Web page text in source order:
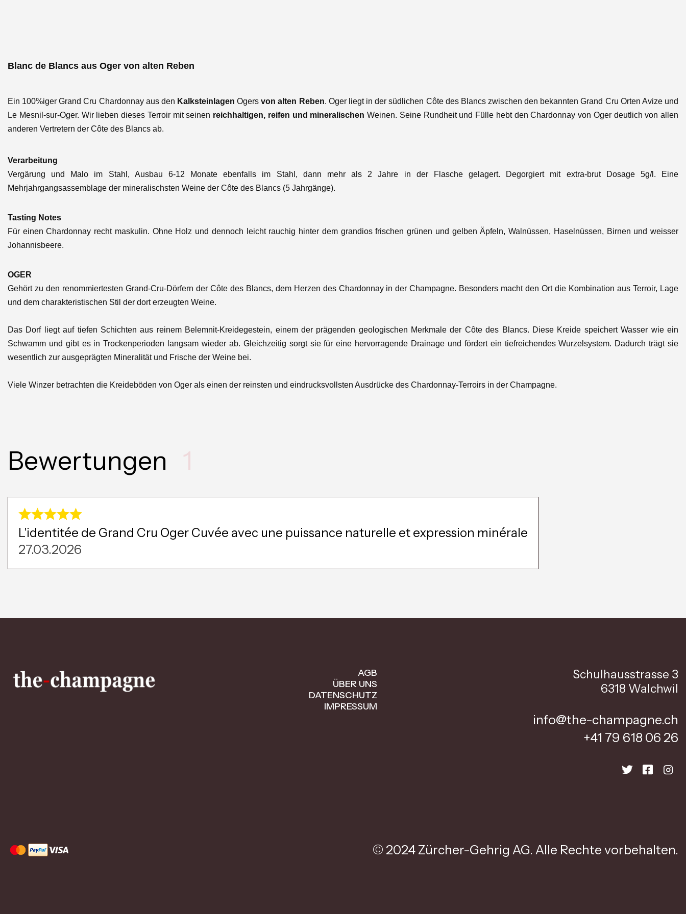
Blanc de Blancs aus Oger von alten Reben
Ein 100%iger Grand Cru Chardonnay aus den Kalksteinlagen Ogers von alten Reben. Oger liegt in der südlichen Côte des Blancs zwischen den bekannten Grand Cru Orten Avize und
Le Mesnil-sur-Oger. Wir lieben dieses Terroir mit seinen reichhaltigen, reifen und mineralischen Weinen. Seine Rundheit und Fülle hebt den Chardonnay von Oger deutlich von allen
anderen Vertretern der Côte des Blancs ab.
Verarbeitung
Vergärung und Malo im Stahl, Ausbau 6-12 Monate ebenfalls im Stahl, dann mehr als 2 Jahre in der Flasche gelagert. Degorgiert mit extra-brut Dosage 5g/l. Eine
Mehrjahrgangsassemblage der mineralischsten Weine der Côte des Blancs (5 Jahrgänge).
Tasting Notes
Für einen Chardonnay recht maskulin. Ohne Holz und dennoch leicht rauchig hinter dem grandios frischen grünen und gelben Äpfeln, Walnüssen, Haselnüssen, Birnen und weisser
Johannisbeere.
OGER
Gehört zu den renommiertesten Grand-Cru-Dörfern der Côte des Blancs, dem Herzen des Chardonnay in derChampagne. Besonders macht den Ort die Kombination ausTerroir, Lage
und dem charakteristischen Stil der dort erzeugten Weine.
Das Dorf liegt auf tiefen Schichten aus reinem Belemnit-Kreidegestein, einem der prägenden geologischen Merkmale der Côte des Blancs. Diese Kreide speichert Wasser wie ein
Schwamm und gibt es in Trockenperioden langsam wieder ab. Gleichzeitig sorgt sie für eine hervorragende Drainage und fördert ein tiefreichendes Wurzelsystem. Dadurch trägt sie
wesentlich zur ausgeprägten Mineralität und Frische der Weine bei.
Viele Winzer betrachten die Kreideböden von Oger als einen der reinsten und eindrucksvollsten Ausdrücke des Chardonnay-Terroirs in der Champagne.
Bewertungen 1
L'identitée de Grand Cru Oger Cuvée avec une puissance naturelle et expression minérale
27.03.2026
AGB
ÜBER UNS
DATENSCHUTZ
IMPRESSUM
Schulhausstrasse 3
6318 Walchwil
info@the-champagne.ch
+41 79 618 06 26
© 2024 Zürcher-Gehrig AG. Alle Rechte vorbehalten.